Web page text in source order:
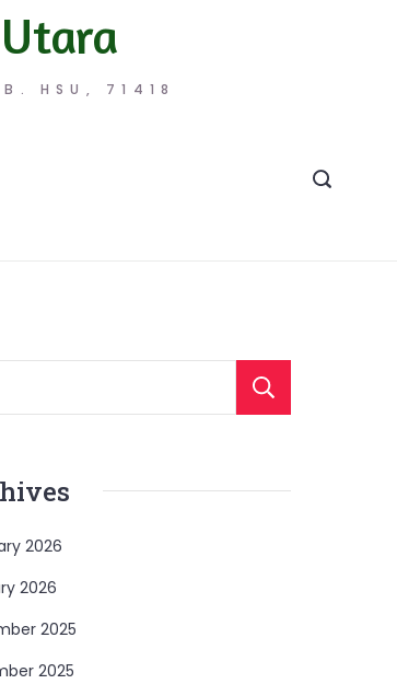
HSU, 71418
2026
2026
2025
2025